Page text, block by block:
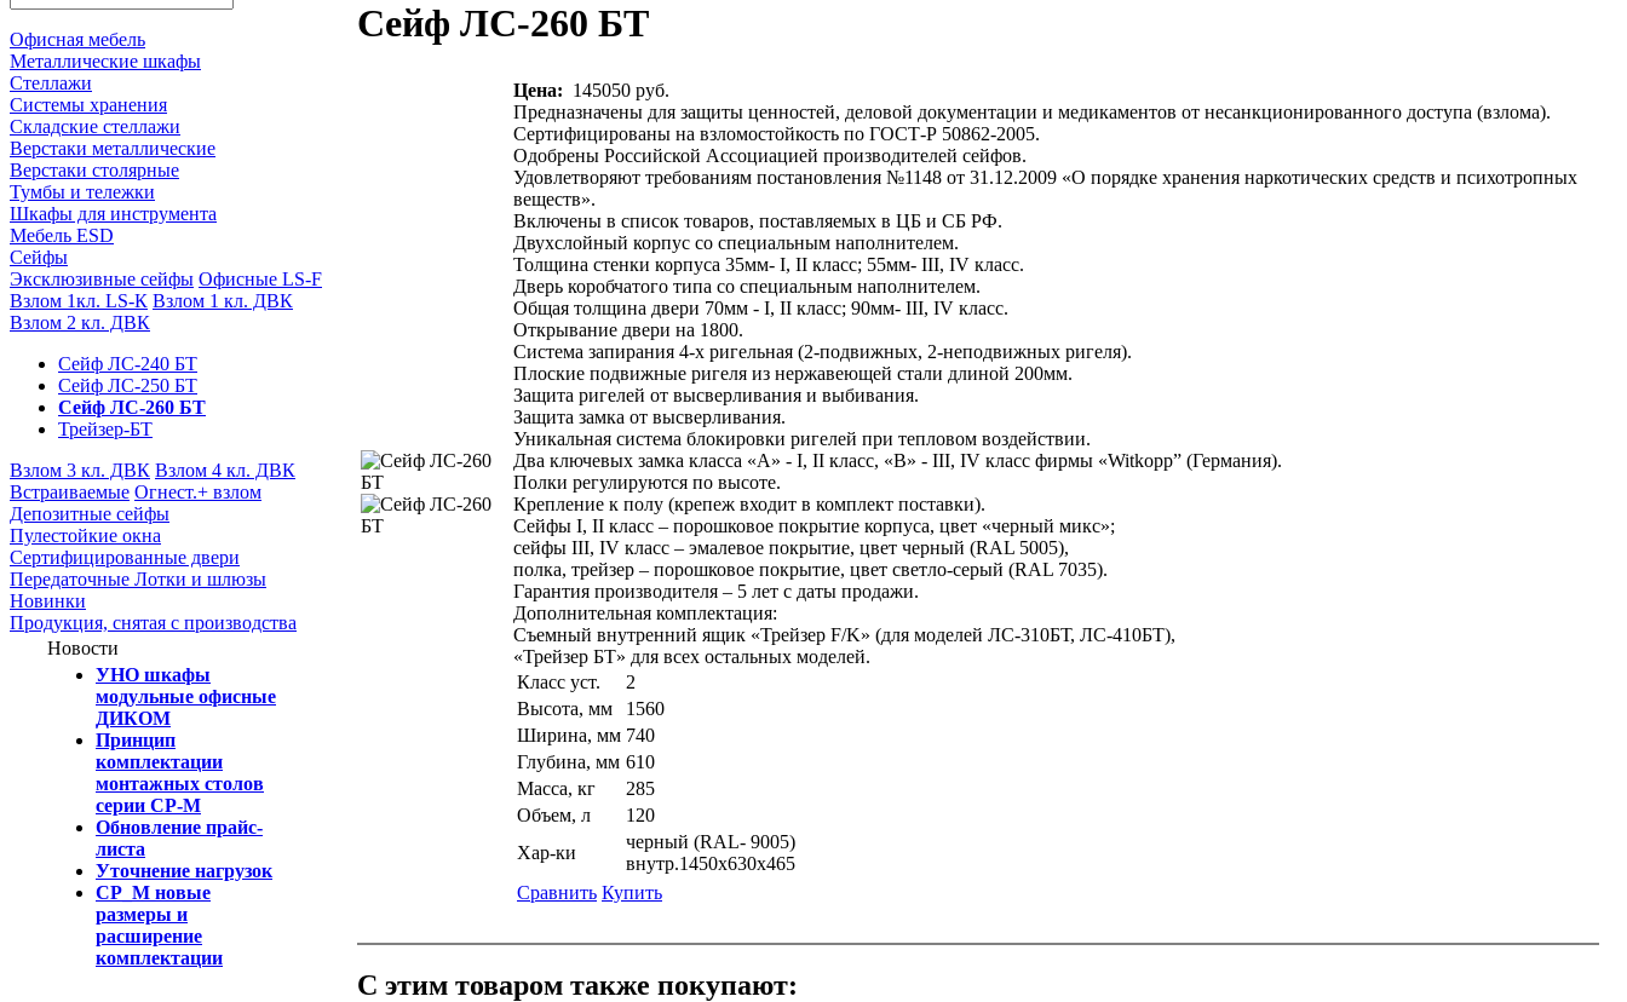
Офисная мебель
Металлические шкафы
Стеллажи
Системы хранения
Складские стеллажи
Верстаки металлические
Верстаки столярные
Тумбы и тележки
Шкафы для инструмента
Мебель ESD
Сейфы
Эксклюзивные сейфы Офисные LS-F
Взлом 1кл. LS-К Взлом 1 кл. ДВК
Взлом 2 кл. ДВК
Сейф ЛС-240 БТ
Сейф ЛС-250 БТ
Сейф ЛС-260 БТ
Трейзер-БТ
Взлом 3 кл. ДВК Взлом 4 кл. ДВК
Встраиваемые Огнест.+ взлом
Депозитные cейфы
Пулестойкие окна
Сертифицированные двери
Передаточные Лотки и шлюзы
Новинки
Продукция, снятая с производства
Новости
УНО шкафы
модульные офисные
ДИКОМ
Принцип
комплектации
монтажных столов
серии СР-М
Обновление прайс-
листа
Уточнение нагрузок
СР_М новые
размеры и
расширение
комплектации
Сейф ЛС-260 БТ
Цена: 145050 руб.
Предназначены для защиты ценностей, деловой документации и медикаментов от несанкционированного доступа (взлома).
Сертифицированы на взломостойкость по ГОСТ-Р 50862-2005.
Одобрены Российской Ассоциацией производителей сейфов.
Удовлетворяют требованиям постановления №1148 от 31.12.2009 «О порядке хранения наркотических средств и психотропных
веществ».
Включены в список товаров, поставляемых в ЦБ и СБ РФ.
Двухслойный корпус со специальным наполнителем.
Толщина стенки корпуса 35мм- I, II класс; 55мм- III, IV класс.
Дверь коробчатого типа со специальным наполнителем.
Общая толщина двери 70мм - I, II класс; 90мм- III, IV класс.
Открывание двери на 1800.
Система запирания 4-х ригельная (2-подвижных, 2-неподвижных ригеля).
Плоские подвижные ригеля из нержавеющей стали длиной 200мм.
Защита ригелей от высверливания и выбивания.
Защита замка от высверливания.
Уникальная система блокировки ригелей при тепловом воздействии.
Два ключевых замка класса «А» - I, II класс, «В» - III, IV класс фирмы «Witkopp” (Германия).
Полки регулируются по высоте.
Крепление к полу (крепеж входит в комплект поставки).
Сейфы I, II класс – порошковое покрытие корпуса, цвет «черный микс»;
сейфы III, IV класс – эмалевое покрытие, цвет черный (RAL 5005),
полка, трейзер – порошковое покрытие, цвет светло-серый (RAL 7035).
Гарантия производителя – 5 лет с даты продажи.
Дополнительная комплектация:
Съемный внутренний ящик «Трейзер F/K» (для моделей ЛС-310БТ, ЛС-410БТ),
«Трейзер БТ» для всех остальных моделей.
Класс уст.
2
Высота, мм
1560
Ширина, мм 740
Глубина, мм 610
Масса, кг
285
Объем, л
120
Хар-ки
черный (RAL- 9005)
внутр.1450х630х465
Сравнить Купить
С этим товаром также покупают: